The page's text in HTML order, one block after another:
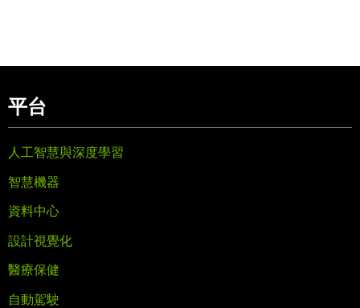
平台
人工智慧與深度學習
智慧機器
資料中心
設計視覺化
醫療保健
自動駕駛